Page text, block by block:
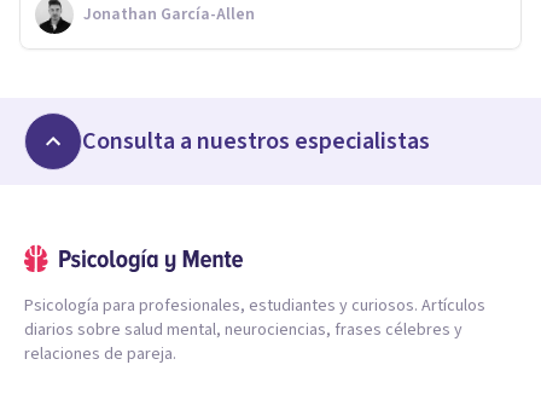
Jonathan García-Allen
Consulta a nuestros especialistas
Psicología para profesionales, estudiantes y curiosos. Artículos
diarios sobre salud mental, neurociencias, frases célebres y
relaciones de pareja.